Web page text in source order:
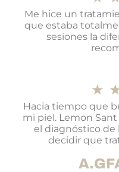
Me hice un
que estaba
sesiones la
★
Hacia tiempo que
mi piel. Lemon
el diagnóstico de
decidir que